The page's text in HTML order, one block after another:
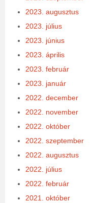
2023. augusztus
2023. július
2023. június
2023. április
2023. február
2023. január
2022. december
2022. november
2022. október
2022. szeptember
2022. augusztus
2022. július
2022. február
2021. október